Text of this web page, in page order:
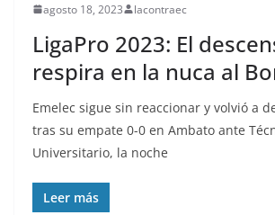
agosto 18, 2023 lacontraec
LigaPro 2023: El
respira en la nuca al
Emelec sigue sin reaccionar y volvió a
tras su empate 0-0 en Ambato ante
Universitario, la noche
Leer más